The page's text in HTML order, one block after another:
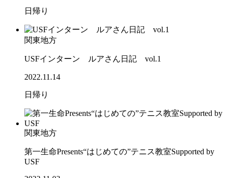
日帰り
関東地方
USFインターン ルアさん日記 vol.1
2022.11.14
日帰り
関東地方
第一生命Presents“はじめての”テニス教室Supported by
USF